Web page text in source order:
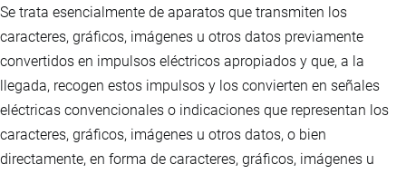
Se trata esencialmente de aparatos que transmiten los
caracteres, gráficos, imágenes u otros datos previamente
convertidos en impulsos eléctricos apropiados y que, a la
llegada, recogen estos impulsos y los convierten en señales
eléctricas convencionales o indicaciones que representan los
caracteres, gráficos, imágenes u otros datos, o bien
directamente, en forma de caracteres, gráficos, imágenes u